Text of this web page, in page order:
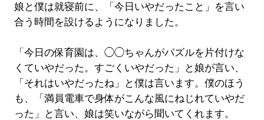
娘と僕は就寝前に、「今日いやだったこと」を言い
合う時間を設けるようになりました。
「今日の保育園は、◯◯ちゃんがパズルを片付けな
くていやだった。すごくいやだった」と娘が言い、
「それはいやだったね」と僕は言います。僕のほう
も、「満員電車で身体がこんな風にねじれていやだ
った」と言い、娘は笑いながら聞いてくれます。